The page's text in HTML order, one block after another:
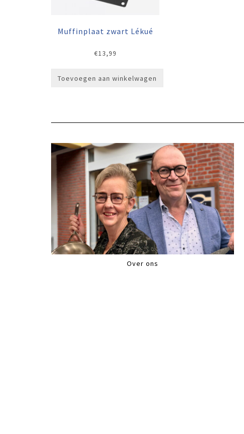
Muffinplaat zwart Lékué
€13,99
Toevoegen aan winkelwagen
Over ons